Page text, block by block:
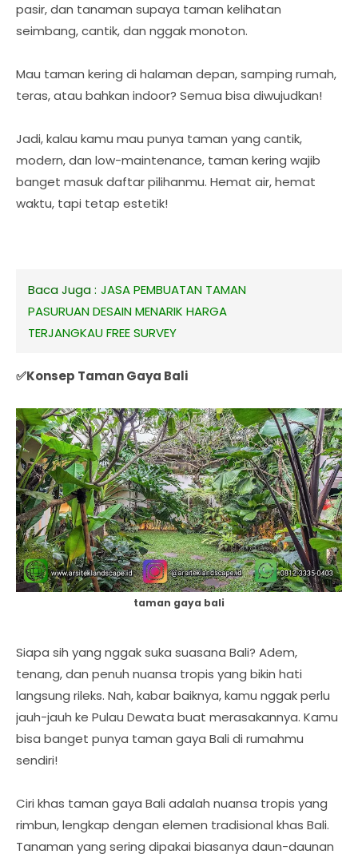
pasir, dan tanaman supaya taman kelihatan
seimbang, cantik, dan nggak monoton.
Mau taman kering di halaman depan, samping rumah,
teras, atau bahkan indoor? Semua bisa diwujudkan!
Jadi, kalau kamu mau punya taman yang cantik,
modern, dan low-maintenance, taman kering wajib
banget masuk daftar pilihanmu. Hemat air, hemat
waktu, tapi tetap estetik!
Baca Juga : JASA PEMBUATAN TAMAN
PASURUAN DESAIN MENARIK HARGA
TERJANGKAU FREE SURVEY
✅Konsep Taman Gaya Bali
taman gaya bali
Siapa sih yang nggak suka suasana Bali? Adem,
tenang, dan penuh nuansa tropis yang bikin hati
langsung rileks. Nah, kabar baiknya, kamu nggak perlu
jauh-jauh ke Pulau Dewata buat merasakannya. Kamu
bisa banget punya taman gaya Bali di rumahmu
sendiri!
Ciri khas taman gaya Bali adalah nuansa tropis yang
rimbun, lengkap dengan elemen tradisional khas Bali.
Tanaman yang sering dipakai biasanya daun-daunan